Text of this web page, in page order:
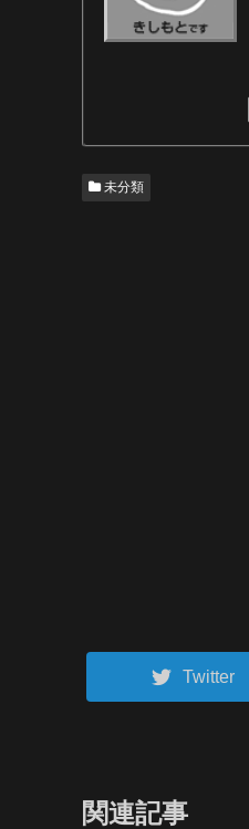
未分類
Twitter
関連記事